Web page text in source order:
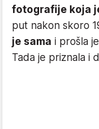
fotografije koja
put nakon skoro
je sama i prošla
Tada je priznala i